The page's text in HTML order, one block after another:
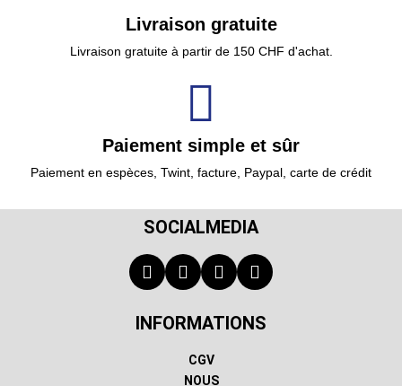
Livraison gratuite
Livraison gratuite à partir de 150 CHF d'achat.
Paiement simple et sûr
Paiement en espèces, Twint, facture, Paypal, carte de crédit
SOCIALMEDIA
INFORMATIONS
CGV
NOUS